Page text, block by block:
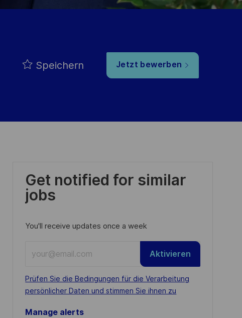
Speichern Jetzt bewerben
Get notified for similar
jobs
You'll receive updates once a week
Email
address
(Required)
Required
Prüfen Sie die Bedingungen für die Verarbeitung
persönlicher Daten und stimmen Sie ihnen zu
Aktivieren
Manage alerts